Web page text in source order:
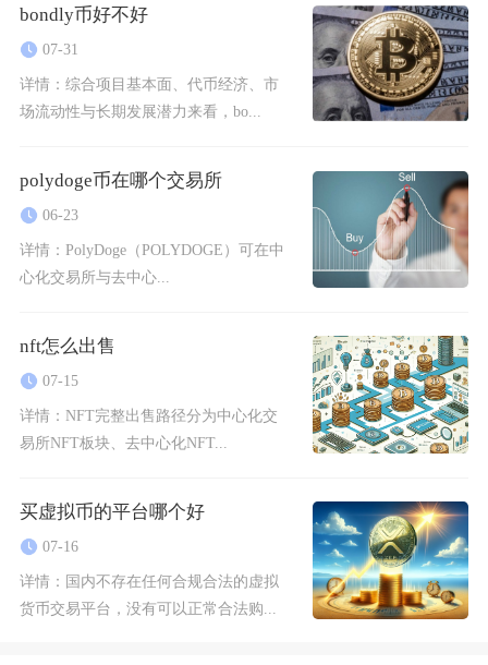
bondly币好不好
07-31
详情： 综合项目基本面、代币经济、市
场流动性与长期发展潜力来看，bo...
polydoge币在哪个交易所
06-23
详情： PolyDoge（POLYDOGE）可在中
心化交易所与去中心...
nft怎么出售
07-15
详情： NFT完整出售路径分为中心化交
易所NFT板块、去中心化NFT...
买虚拟币的平台哪个好
07-16
详情： 国内不存在任何合规合法的虚拟
货币交易平台，没有可以正常合法购...